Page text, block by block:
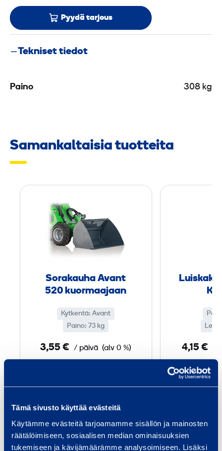
Tämä sivusto käyttää evästeitä
Käytämme evästeitä tarjoamamme sisällön ja mainosten
räätälöimiseen, sosiaalisen median ominaisuuksien
tukemiseen ja kävijämäärämme analysoimiseen. Lisäksi
Pyydä tarjous
Tekniset tiedot
Paino 308 kg
Samankaltaisia tuotteita
r
a
u
A
v
n
0
k
u
Sorakauha Avant
520 kuormaajaan
Kytkentä: Avant
Paino: 73 kg
3,55 € / päivä (alv 0 %) 4,15 €
Palvelut